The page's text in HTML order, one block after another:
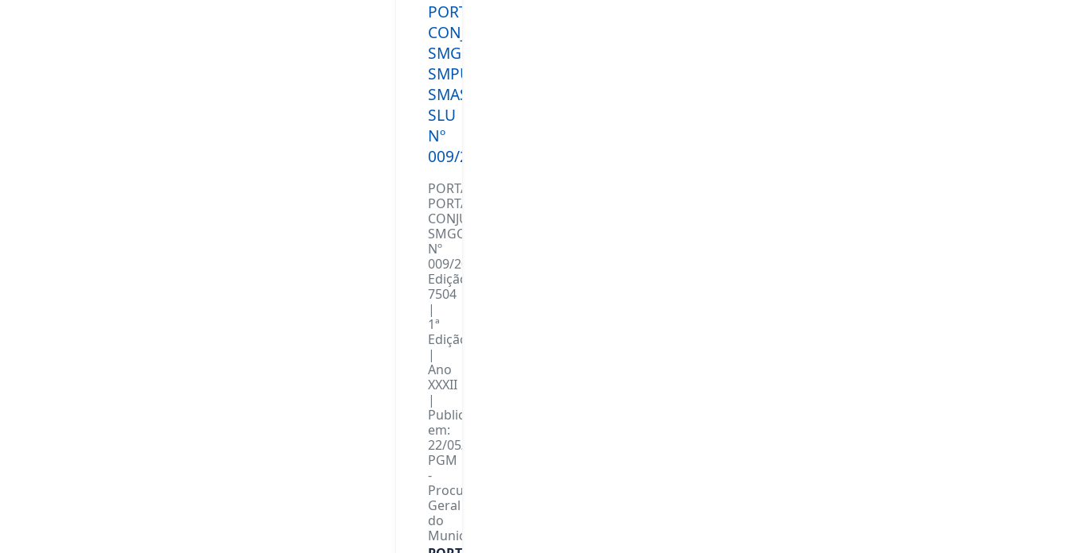
PORTARIA
CONJUNTA
SMGO/
SMPU/
SMASDH/SMSA/SMSP/
SLU
Nº
009/2026
PORTARIA:
PORTARIA
CONJUNTA
SMGO/SMPU/SMASDH/SMSA/SMSP/SLU
Nº
009/2026
Edição:
7504
|
1ª
Edição
|
Ano
XXXII
|
Publicada
em:
22/05/2026
PGM
-
Procuradoria-
Geral
do
Município